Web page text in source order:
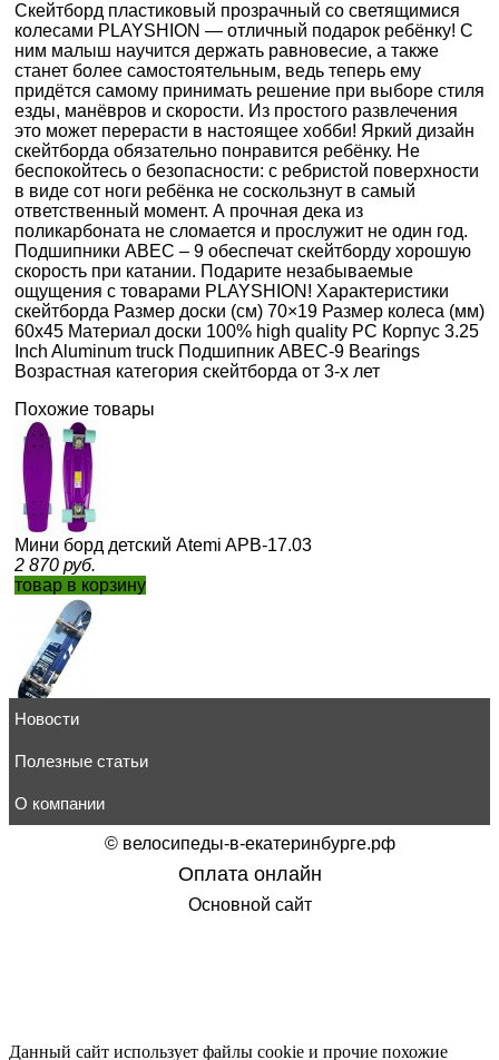
Скейтборд пластиковый прозрачный со светящимися
колесами PLAYSHION — отличный подарок ребёнку! С
ним малыш научится держать равновесие, а также
станет более самостоятельным, ведь теперь ему
придётся самому принимать решение при выборе стиля
езды, манёвров и скорости. Из простого развлечения
это может перерасти в настоящее хобби! Яркий дизайн
скейтборда обязательно понравится ребёнку. Не
беспокойтесь о безопасности: с ребристой поверхности
в виде сот ноги ребёнка не соскользнут в самый
ответственный момент. А прочная дека из
поликарбоната не сломается и прослужит не один год.
Подшипники АВЕС – 9 обеспечат скейтборду хорошую
скорость при катании. Подарите незабываемые
ощущения с товарами PLAYSHION! Характеристики
скейтборда Размер доски (см) 70×19 Размер колеса (мм)
60х45 Материал доски 100% high quality PC Корпус 3.25
Inch Aluminum truck Подшипник ABEC-9 Bearings
Возрастная категория скейтборда от 3-х лет
Похожие товары
Мини борд детский Atemi APB-17.03
2 870 руб.
товар в корзину
Скейтборд Atemi ASB-1.12 City 1
товар в корзину
Лонгборд скейт Playshion FS-LB007 черный
Новости
Полезные статьи
О компании
© велосипеды-в-екатеринбурге.рф
Оплата онлайн
Основной сайт
Данный сайт использует файлы cookie и прочие похожие